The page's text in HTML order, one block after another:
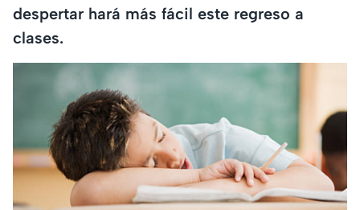
despertar hará más fácil este regreso a
clases.